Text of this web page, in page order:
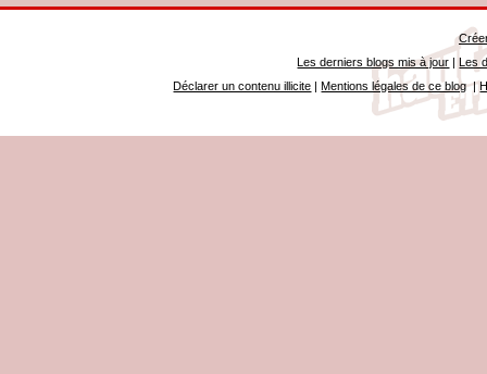
Les derniers blogs mis à jour |Les
Déclarer un contenu illicite |Mentions légales de ce blog|